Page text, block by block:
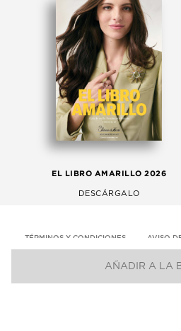
AÑADIR A LA
EL LIBRO AMARILLO 2026
DESCÁRGALO
TÉRMINOS Y CONDICIONES AVISO